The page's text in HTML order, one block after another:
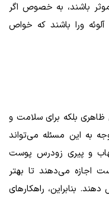
باشند، به خصوص اگر
ورا باشند که خواص
ظاهری بلکه برای سلامت و
به این مسئله می‌تواند
و پیری زودرس پوست
اجازه می‌دهند تا بهتر
بنابراین، راهکارهای